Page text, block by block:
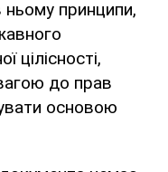
ньому принципи,
цілісності,
до прав
основою